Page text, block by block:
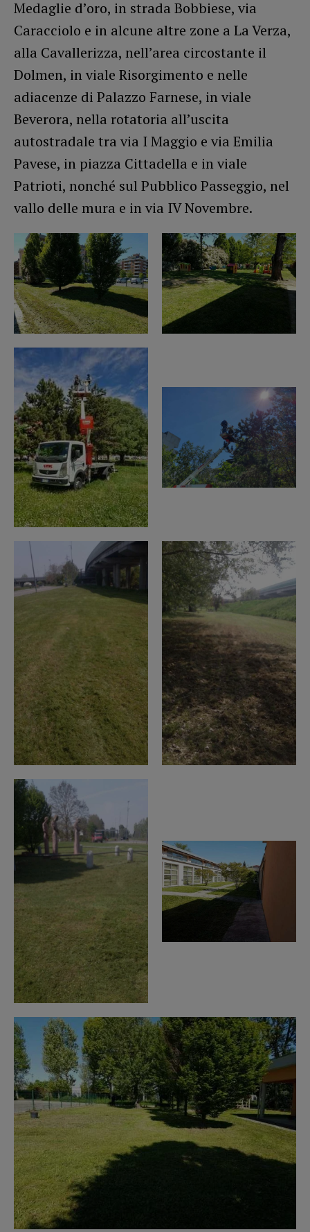
Medaglie d’oro, in strada Bobbiese, via
Caracciolo e in alcune altre zone a La Verza,
alla Cavallerizza, nell’area circostante il
Dolmen, in viale Risorgimento e nelle
adiacenze di Palazzo Farnese, in viale
Beverora, nella rotatoria all’uscita
autostradale tra via I Maggio e via Emilia
Pavese, in piazza Cittadella e in viale
Patrioti, nonché sul Pubblico Passeggio, nel
vallo delle mura e in via IV Novembre.